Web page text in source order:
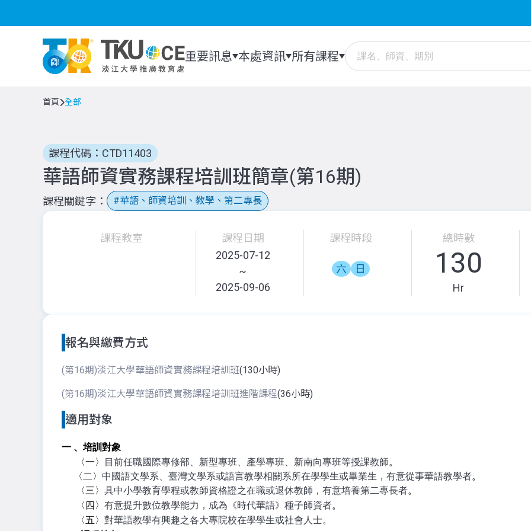
重要訊息 本處資訊 所有課程
首頁 全部
課程代碼：CTD11403
華語師資實務課程培訓班簡章(第16期)
課程關鍵字 華語、師資培訓、教學、第二專長
課程教室
課程日期
2025-07-12
~
2025-09-06
課程時段
六 日
總時數
130
Hr
報名與繳費方式
(第16期)淡江大學華語師資實務課程培訓班(130小時)
(第16期)淡江大學華語師資實務課程培訓班進階課程(36小時)
適用對象
一 、培訓對象
〈一〉 目前任職國際專修部、新型專班、產學專班、新南向專班等授課教師。
〈 二 〉 中國語文學系、臺灣文學系或語言教學相關系所在學學生或畢業生，有意從事華語教學者。
〈三〉 具中小學教育學程或教師資格證之在職或退休教師，有意培養第二專長者。
〈四〉 有意提升數位教學能力，成為《時代華語》種子師資者。
〈五〉 對華語教學有興趣之各大專院校在學學生或社會人士。